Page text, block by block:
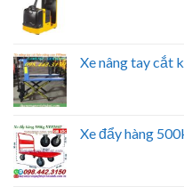
Xe nâng tay cắt
Xe đẩy hàng